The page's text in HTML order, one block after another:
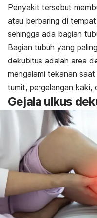
Penyakit tersebut
atau berbaring di
sehingga ada bagian
Bagian tubuh yang
dekubitus adalah area
mengalami tekanan
tumit, pergelangan kaki,
Gejala ulkus